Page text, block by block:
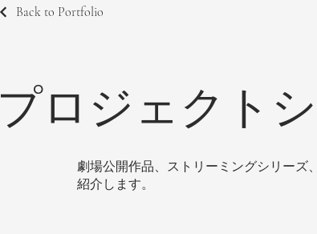
Back to Portfolio
プロジェクト
劇場公開作品、ストリーミングシリーズ
紹介します。